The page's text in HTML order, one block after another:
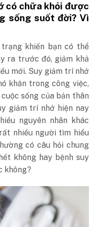
có chữa khỏi được
sống suốt đời? Vì
khiến bạn có thể
ra trước đó, giảm khả
mới. Suy giảm trí nhớ
khăn trong công việc,
sống của bản thân
giảm trí nhớ hiện nay
nguyên nhân khác
nhiều người tìm hiểu
có câu hỏi chung
không hay bệnh suy
không?